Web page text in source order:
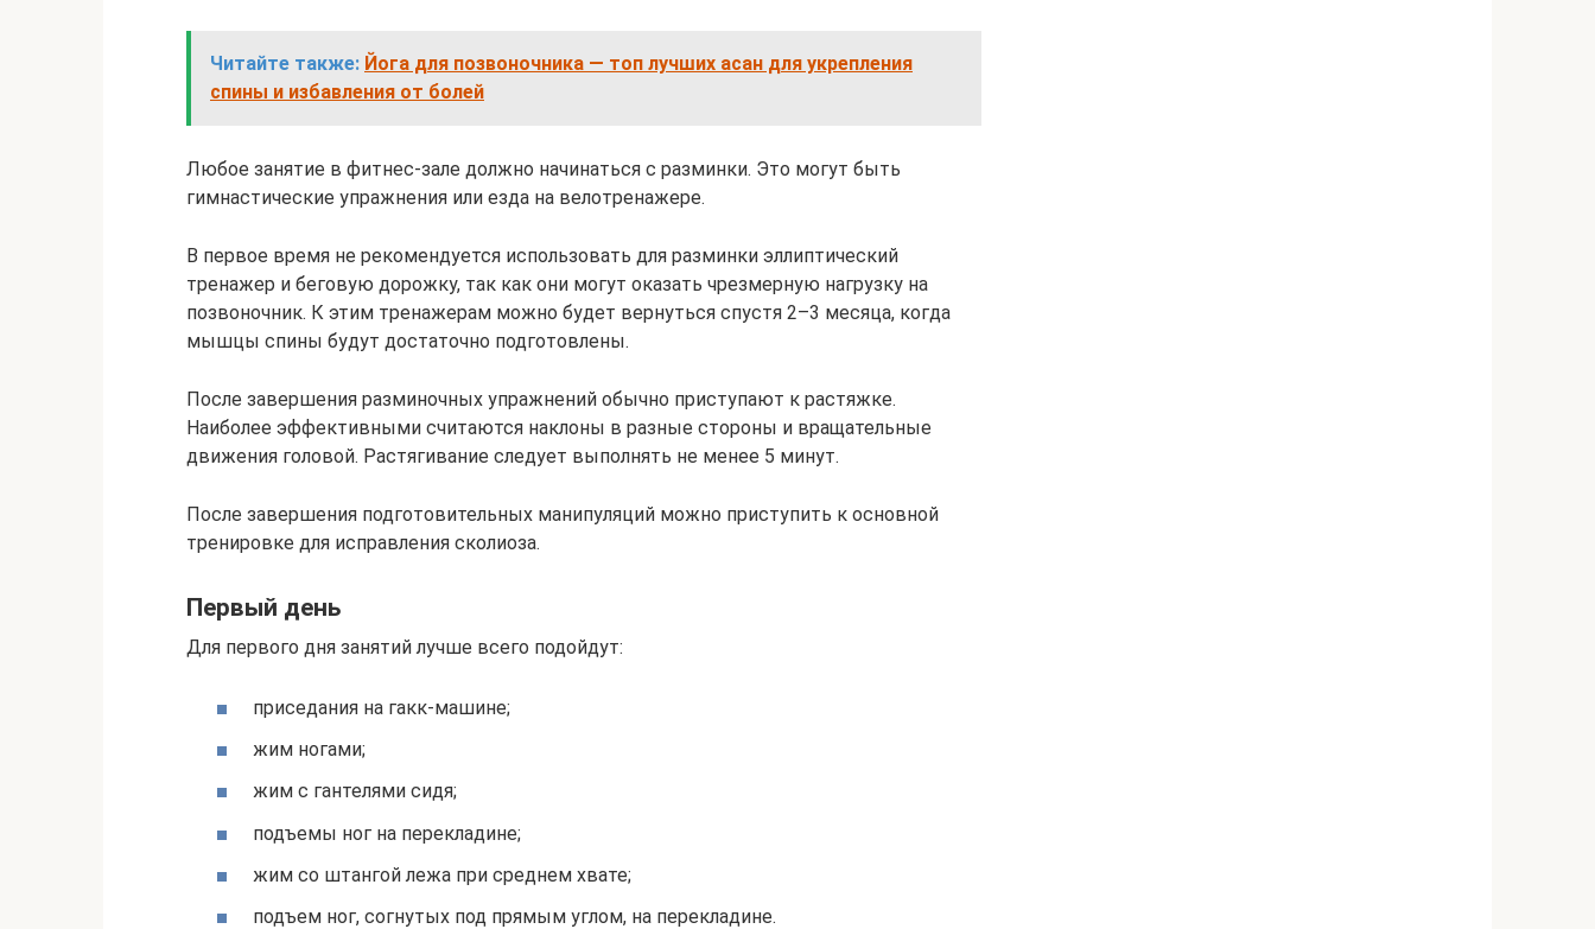
Читайте также: Йога для позвоночника — топ лучших асан для укрепления
спины и избавления от болей
Любое занятие в фитнес-зале должно начинаться с разминки. Это могут быть
гимнастические упражнения или езда на велотренажере.
В первое время не рекомендуется использовать для разминки эллиптический
тренажер и беговую дорожку, так как они могут оказать чрезмерную нагрузку на
позвоночник. К этим тренажерам можно будет вернуться спустя 2–3 месяца, когда
мышцы спины будут достаточно подготовлены.
После завершения разминочных упражнений обычно приступают к растяжке.
Наиболее эффективными считаются наклоны в разные стороны и вращательные
движения головой. Растягивание следует выполнять не менее 5 минут.
После завершения подготовительных манипуляций можно приступить к основной
тренировке для исправления сколиоза.
Первый день
Для первого дня занятий лучше всего подойдут:
приседания на гакк-машине;
жим ногами;
жим с гантелями сидя;
подъемы ног на перекладине;
жим со штангой лежа при среднем хвате;
подъем ног, согнутых под прямым углом, на перекладине.